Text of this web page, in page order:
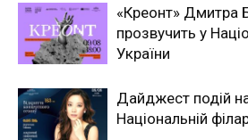
«Креонт» Дмитра
прозвучить у
України
Дайджест подій
Національній